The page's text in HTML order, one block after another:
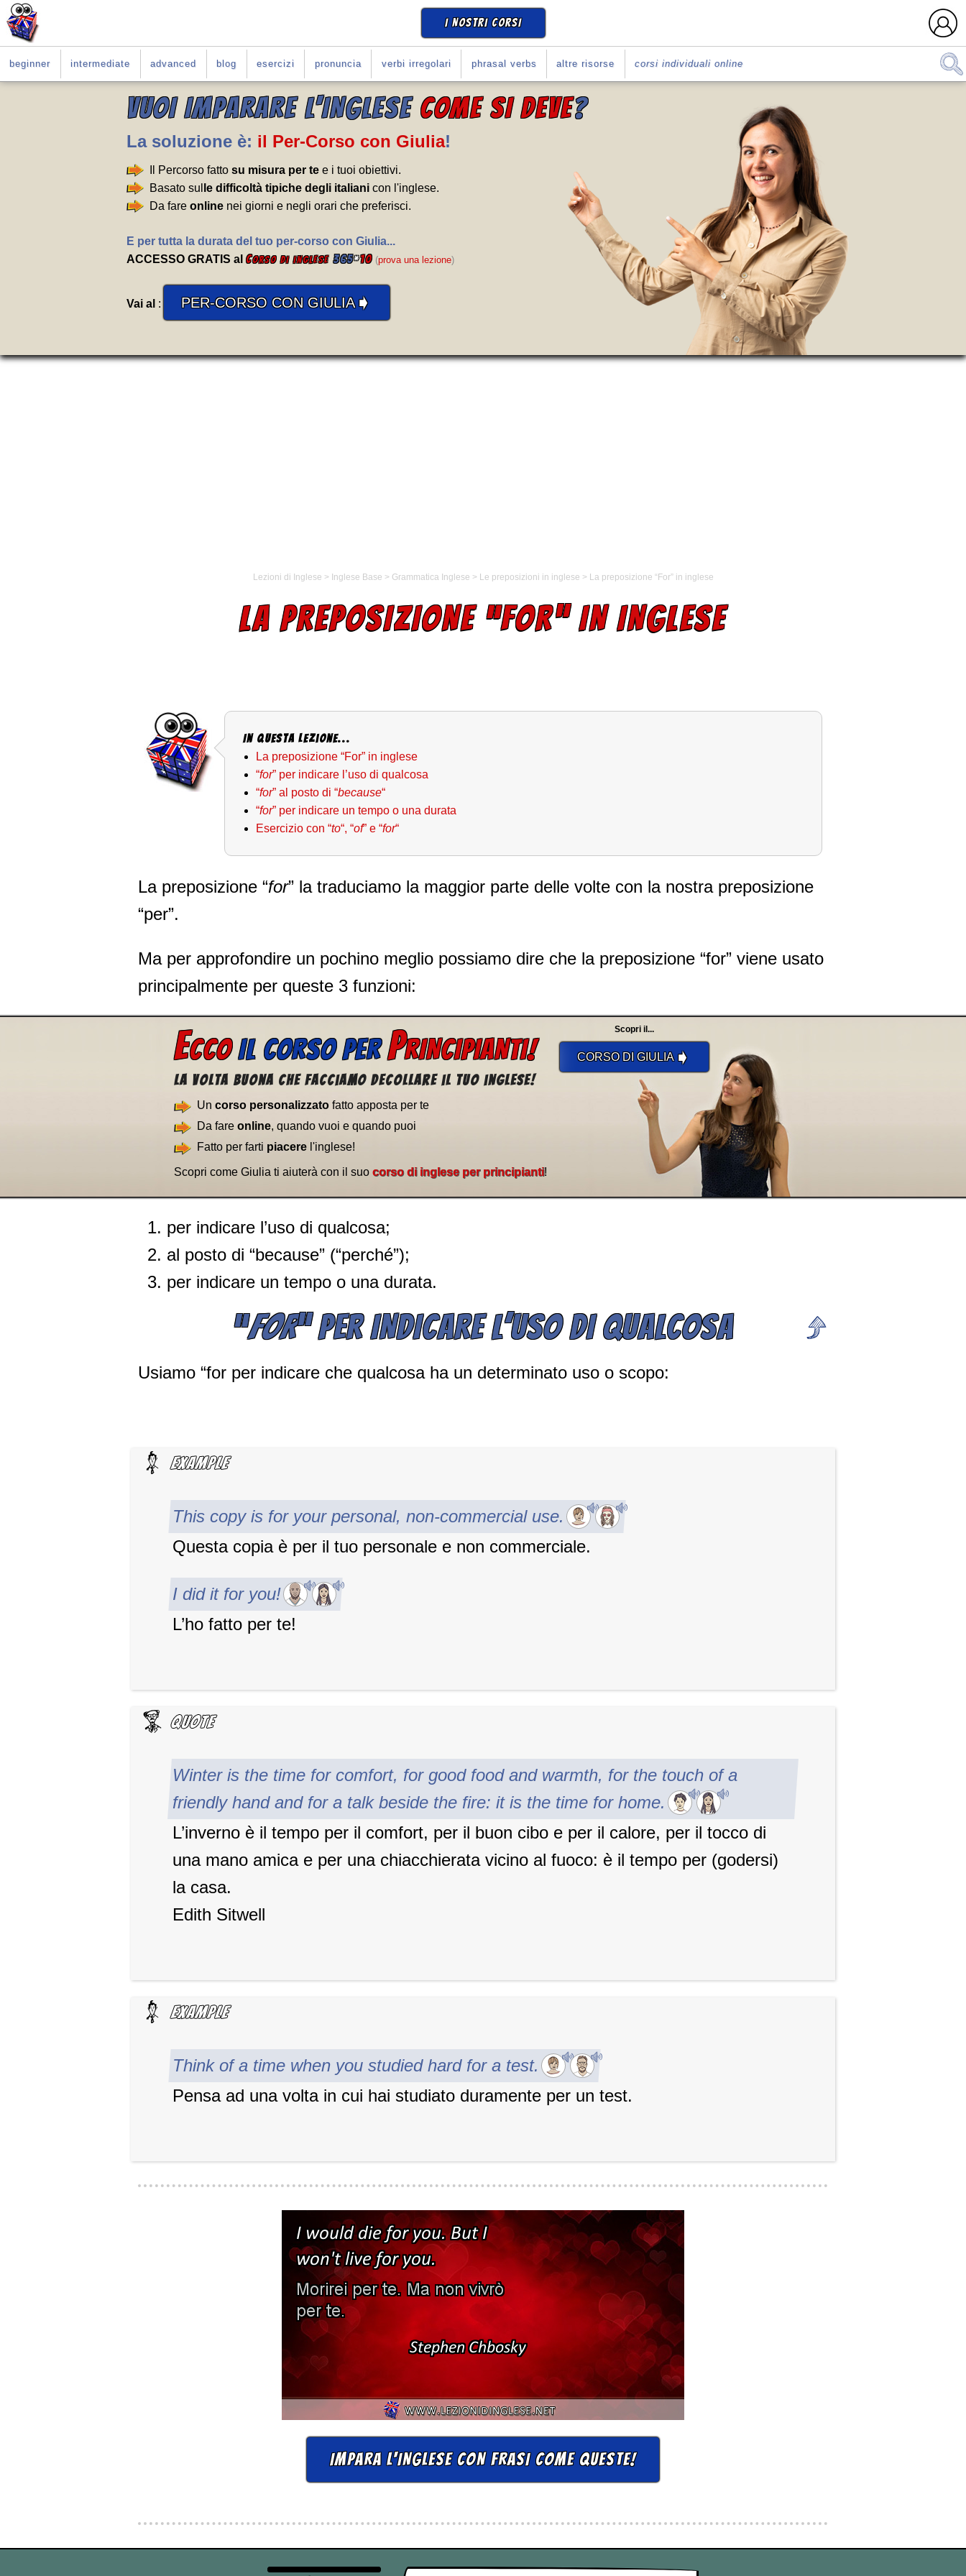
I NOSTRI CORSI
beginner intermediate advanced blog esercizi pronuncia verbi irregolari phrasal verbs altre risorse corsi individuali online
VUOI IMPARARE L'INGLESE COME SI DEVE?
La soluzione è: il Per-Corso con Giulia!
Il Percorso fatto su misura per te e i tuoi obiettivi.
Basato sul le difficoltà tipiche degli italiani con l'inglese.
Da fare online nei giorni e negli orari che preferisci.
E per tutta la durata del tuo per-corso con Giulia...
ACCESSO GRATIS al Corso di inglese 365*10 (prova una lezione)
Vai al : PER-CORSO CON GIULIA➧
Lezioni di Inglese > Inglese Base > Grammatica Inglese > Le preposizioni in inglese > La preposizione “For” in inglese
LA PREPOSIZIONE “FOR” IN INGLESE
In questa Lezione...
La preposizione “For” in inglese
“for” per indicare l’uso di qualcosa
“for” al posto di “because“
“for” per indicare un tempo o una durata
Esercizio con “to“, “of” e “for“
La preposizione “for” la traduciamo la maggior parte delle volte con la nostra preposizione
“per”.
Ma per approfondire un pochino meglio possiamo dire che la preposizione “for” viene usato
principalmente per queste 3 funzioni:
ECCOIL CORSO PERPRINCIPIANTI!
La volta buona che facciamo decollare il tuo inglese!
Un corso personalizzato fatto apposta per te
Da fare online, quando vuoi e quando puoi
Fatto per farti piacere l'inglese!
Scopri come Giulia ti aiuterà con il suo corso di inglese per principianti!
Scopri il...
CORSO DI GIULIA➧
per indicare l’uso di qualcosa;
al posto di “because” (“perché”);
per indicare un tempo o una durata.
“FOR” PER INDICARE L’USO DI QUALCOSA
Usiamo “for per indicare che qualcosa ha un determinato uso o scopo:
This copy is for your personal, non-commercial use.
Questa copia è per il tuo personale e non commerciale.
I did it for you!
L’ho fatto per te!
Winter is the time for comfort, for good food and warmth, for the touch of a
friendly hand and for a talk beside the fire: it is the time for home.
L’inverno è il tempo per il comfort, per il buon cibo e per il calore, per il tocco di
una mano amica e per una chiacchierata vicino al fuoco: è il tempo per (godersi)
la casa.
Edith Sitwell
Think of a time when you studied hard for a test.
Pensa ad una volta in cui hai studiato duramente per un test.
IMPARA L'INGLESE CON FRASI COME QUESTE!